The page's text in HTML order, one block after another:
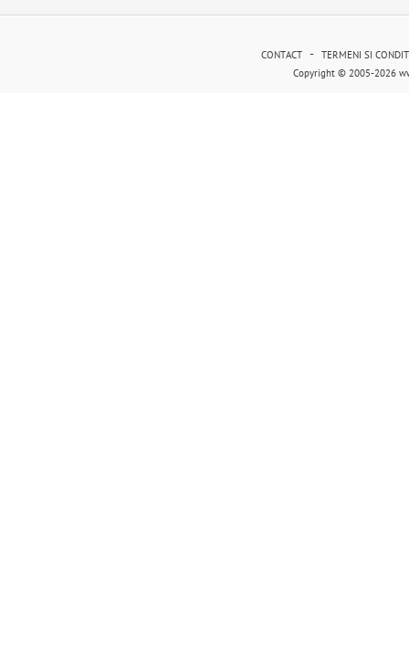
CONTACT - TERMENI SI
Copyright © 2005-2026